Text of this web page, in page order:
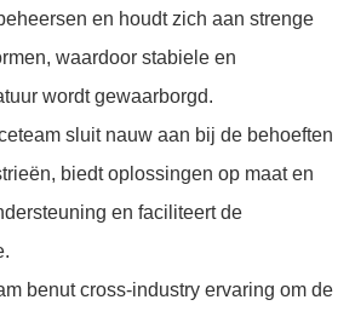
en houdt zich aan strenge
waardoor stabiele en
wordt gewaarborgd.
sluit nauw aan bij de behoeften
biedt oplossingen op maat en
en faciliteert de
benut cross-industry ervaring om de